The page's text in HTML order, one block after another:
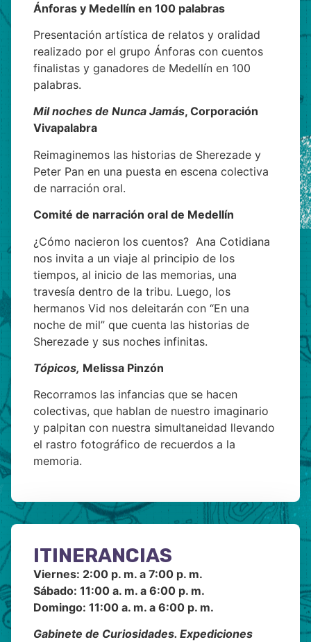
Ánforas y Medellín en 100 palabras
Presentación artística de relatos y oralidad
realizado por el grupo Ánforas con cuentos
finalistas y ganadores de Medellín en 100
palabras.
Mil noches de Nunca Jamás, Corporación
Vivapalabra
Reimaginemos las historias de Sherezade y
Peter Pan en una puesta en escena colectiva
de narración oral.
Comité de narración oral de Medellín
¿Cómo nacieron los cuentos? Ana Cotidiana
nos invita a un viaje al principio de los
tiempos, al inicio de las memorias, una
travesía dentro de la tribu. Luego, los
hermanos Vid nos deleitarán con “En una
noche de mil” que cuenta las historias de
Sherezade y sus noches infinitas.
Tópicos, Melissa Pinzón
Recorramos las infancias que se hacen
colectivas, que hablan de nuestro imaginario
y palpitan con nuestra simultaneidad llevando
el rastro fotográfico de recuerdos a la
memoria.
ITINERANCIAS
Viernes: 2:00 p. m. a 7:00 p. m.
Sábado: 11:00 a. m. a 6:00 p. m.
Domingo: 11:00 a. m. a 6:00 p. m.
Gabinete de Curiosidades. Expediciones